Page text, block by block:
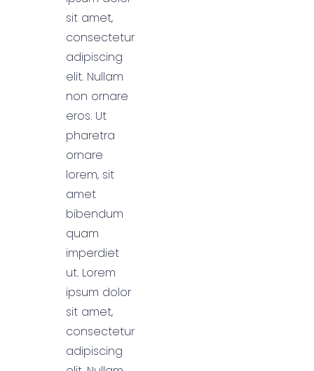
sit amet,
consectetur
adipiscing
elit. Nullam
non ornare
eros. Ut
pharetra
ornare
lorem, sit
amet
bibendum
quam
imperdiet
ut. Lorem
ipsum dolor
sit amet,
consectetur
adipiscing